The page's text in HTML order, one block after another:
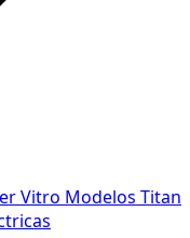
Vitro Modelos Titan